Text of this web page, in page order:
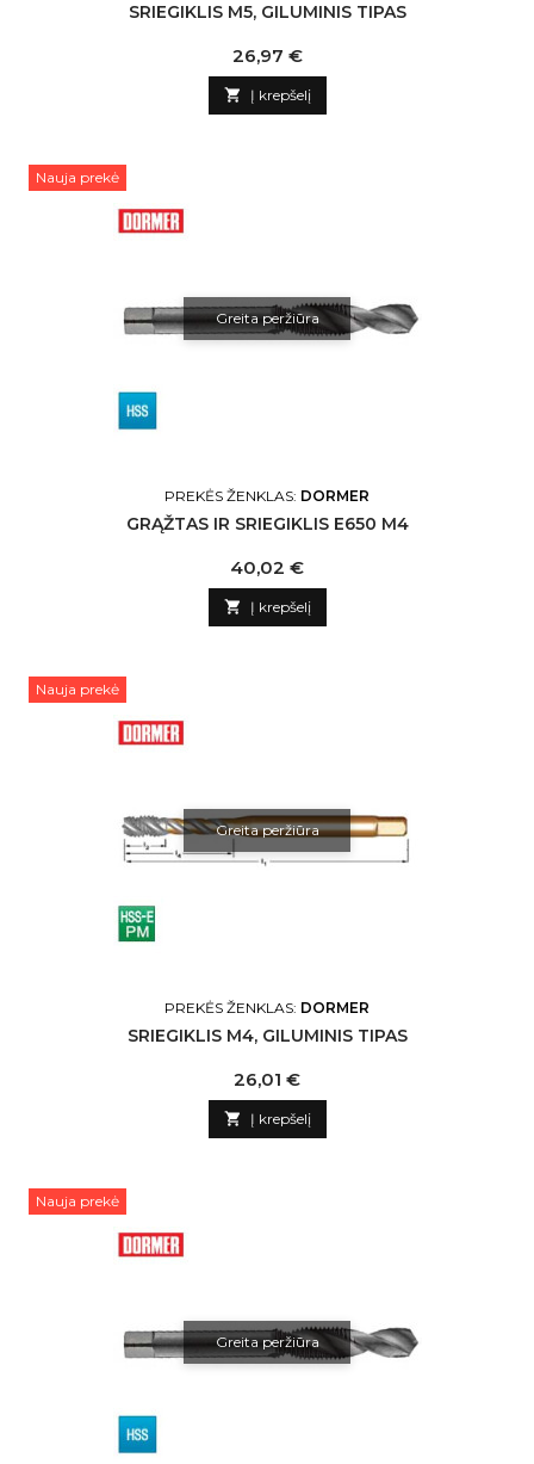
SRIEGIKLIS M5, GILUMINIS TIPAS
Kaina
26,97 €
 Į krepšelį
Nauja prekė
Greita peržiūra
PREKĖS ŽENKLAS: DORMER
GRĄŽTAS IR SRIEGIKLIS E650 M4
Kaina
40,02 €
 Į krepšelį
Nauja prekė
Greita peržiūra
PREKĖS ŽENKLAS: DORMER
SRIEGIKLIS M4, GILUMINIS TIPAS
Kaina
26,01 €
 Į krepšelį
Nauja prekė
Greita peržiūra